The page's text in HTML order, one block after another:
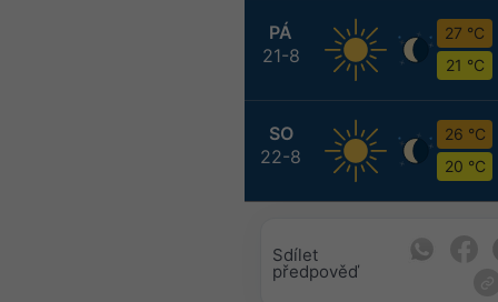
PÁ
21-8
27 °C
21 °C
SO
22-8
26 °C
20 °C
Sdílet
předpověď